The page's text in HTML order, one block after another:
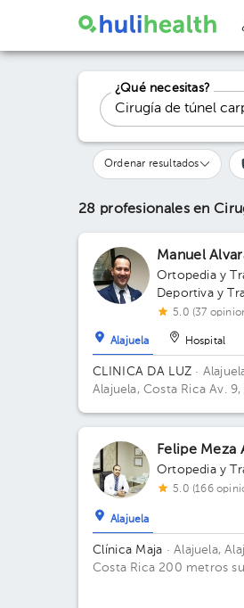
¿Qué necesitas?
Ordenar resultados
28 profesionales en
Manuel
Ortopedia y
Deportiva y
5.0 (37
Alajuela Hospital
CLINICA DA LUZ ·
Alajuela, Costa RicaAv.
Felipe Meza
Ortopedia y
5.0 (166
Alajuela
Clínica Maja · Alajuela,
Costa Rica 200 metros